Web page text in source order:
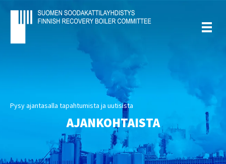
Pysy ajantasalla tapahtumista ja uutisista
AJANKOHTAISTA